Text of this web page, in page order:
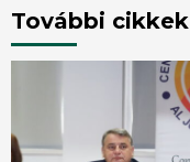
További cikkek